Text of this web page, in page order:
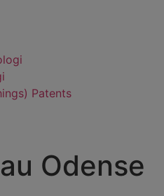
Patents
Odense